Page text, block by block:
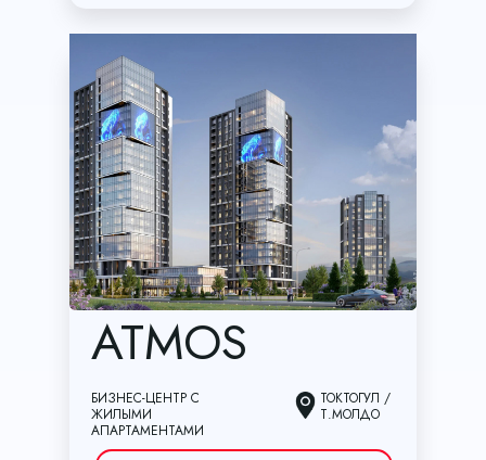
ATMOS
БИЗНЕС-ЦЕНТР С
ЖИЛЫМИ
АПАРТАМЕНТАМИ
ТОКТОГУЛ /
Т.МОЛДО